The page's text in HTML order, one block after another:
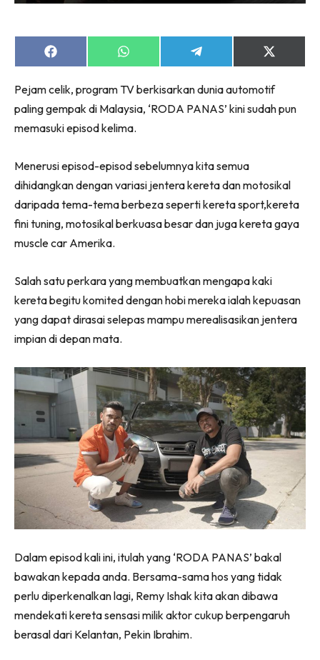
Share
on
Share
on
Share
on
Share
on
(Twitter)
Pejam celik, program TV berkisarkan dunia automotif
paling gempak di Malaysia, ‘RODA PANAS’ kini sudah pun
memasuki episod kelima.
Menerusi episod-episod sebelumnya kita semua
dihidangkan dengan variasi jentera kereta dan motosikal
daripada tema-tema berbeza seperti kereta sport,kereta
fini tuning, motosikal berkuasa besar dan juga kereta gaya
muscle car Amerika.
Salah satu perkara yang membuatkan mengapa kaki
kereta begitu komited dengan hobi mereka ialah kepuasan
yang dapat dirasai selepas mampu merealisasikan jentera
impian di depan mata.
Dalam episod kali ini, itulah yang ‘RODA PANAS’ bakal
bawakan kepada anda. Bersama-sama hos yang tidak
perlu diperkenalkan lagi, Remy Ishak kita akan dibawa
mendekati kereta sensasi milik aktor cukup berpengaruh
berasal dari Kelantan, Pekin Ibrahim.